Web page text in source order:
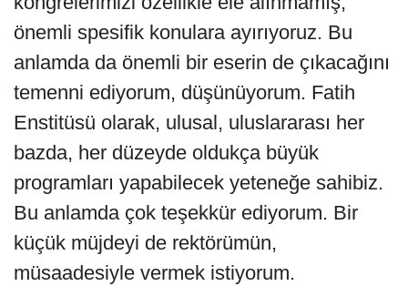
önemli spesifik konulara ayırıyoruz. Bu
anlamda da önemli bir eserin de çıkacağını
temenni ediyorum, düşünüyorum. Fatih
Enstitüsü olarak, ulusal, uluslararası her
bazda, her düzeyde oldukça büyük
programları yapabilecek yeteneğe sahibiz.
Bu anlamda çok teşekkür ediyorum. Bir
küçük müjdeyi de rektörümün,
müsaadesiyle vermek istiyorum.